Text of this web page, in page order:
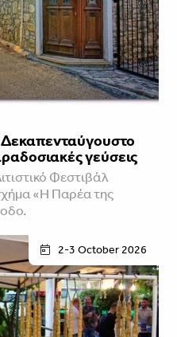
Δεκαπενταύγουστο
γεύσεις
Φεστιβάλ
«Η Παρέα της
2-3 October 2026